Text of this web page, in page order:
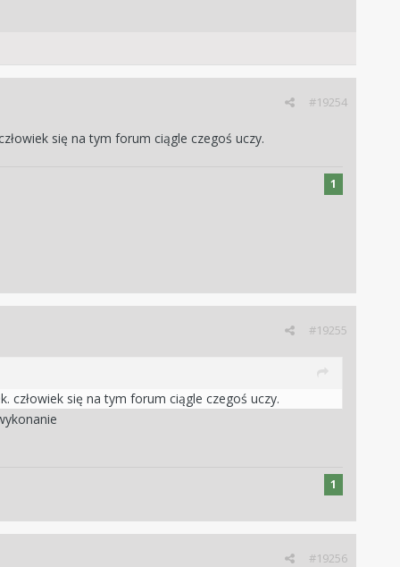
#19254
się na tym forum ciągle czegoś uczy.
1
#19255
człowiek się na tym forum ciągle czegoś uczy.
1
#19256